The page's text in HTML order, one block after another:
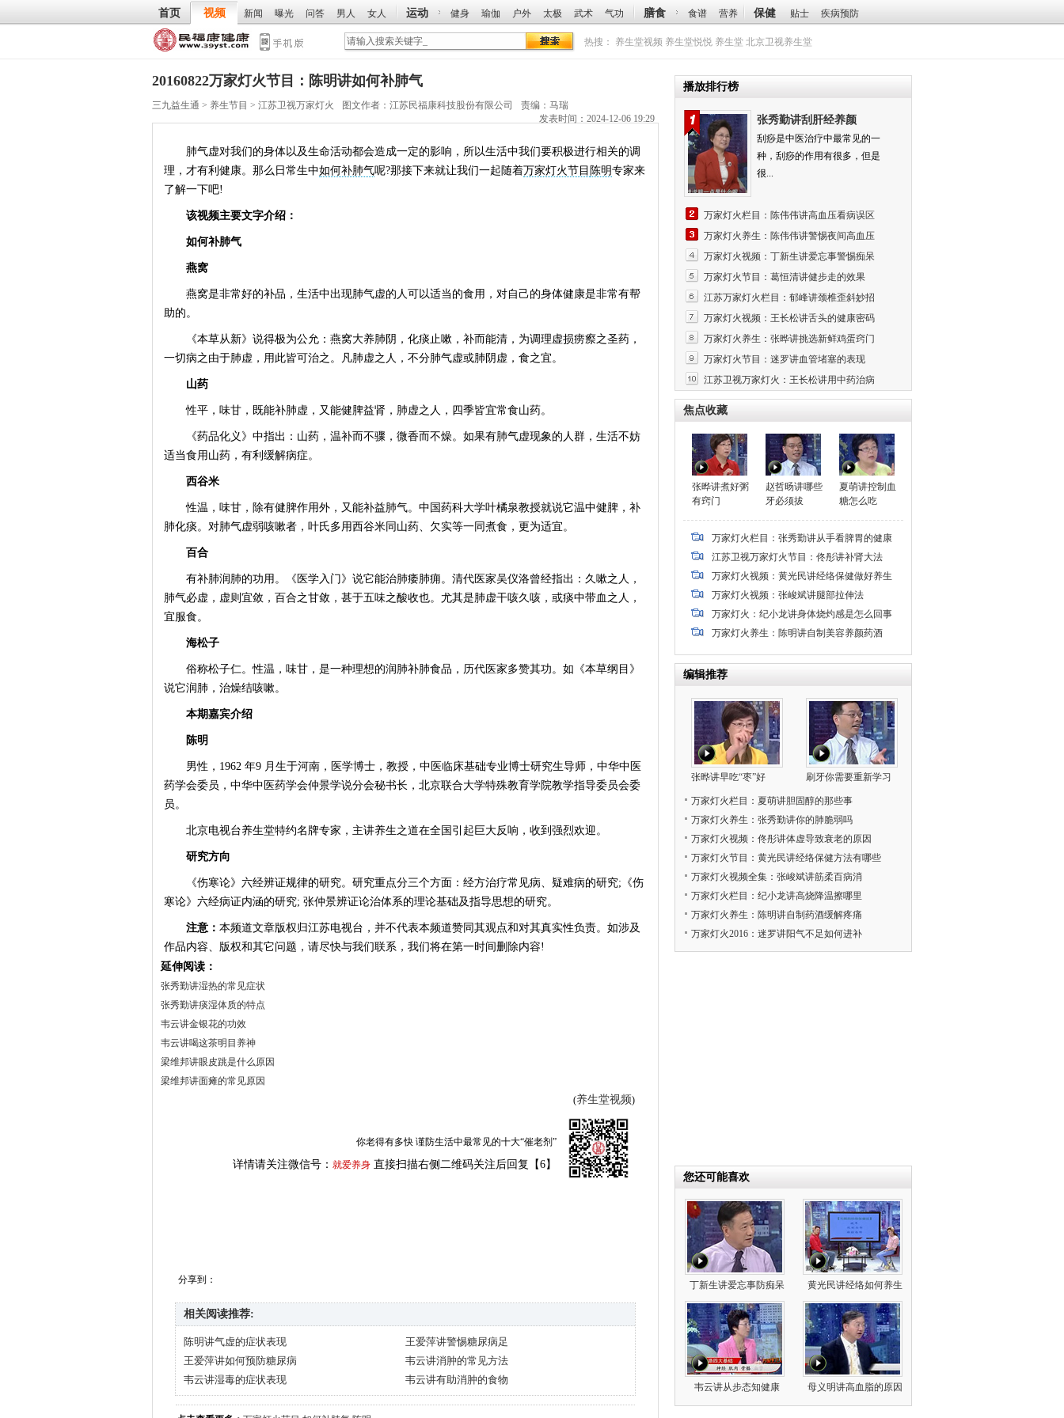
首页 视频 新闻 曝光 问答 男人 女人 运动 健身 瑜伽 户外 太极 武术 气功 膳食 食谱 营养 保健 贴士 疾病预防
热搜： 养生堂视频 养生堂悦悦 养生堂 北京卫视养生堂
20160822万家灯火节目：陈明讲如何补肺气
三九益生通 > 养生节目 > 江苏卫视万家灯火 图文作者： 江苏民福康科技股份有限公司
责编：马瑞
发表时间：2024-12-06 19:29
肺气虚对我们的身体以及生命活动都会造成一定的影响，所以生活中我们要积极进行相关的调
理，才有利健康。那么日常生中如何补肺气呢?那接下来就让我们一起随着万家灯火节目 陈明专家来
了解一下吧!
该视频主要文字介绍：
如何补肺气
燕窝
燕窝是非常好的补品，生活中出现肺气虚的人可以适当的食用，对自己的身体健康是非常有帮
助的。
《本草从新》说得极为公允：燕窝大养肺阴，化痰止嗽，补而能清，为调理虚损痨瘵之圣药，
一切病之由于肺虚，用此皆可治之。凡肺虚之人，不分肺气虚或肺阴虚，食之宜。
山药
性平，味甘，既能补肺虚，又能健脾益肾，肺虚之人，四季皆宜常食山药。
《药品化义》中指出：山药，温补而不骤，微香而不燥。如果有肺气虚现象的人群，生活不妨
适当食用山药，有利缓解病症。
西谷米
性温，味甘，除有健脾作用外，又能补益肺气。中国药科大学叶橘泉教授就说它温中健脾，补
肺化痰。对肺气虚弱咳嗽者，叶氏多用西谷米同山药、欠实等一同煮食，更为适宜。
百合
有补肺润肺的功用。《医学入门》说它能治肺痿肺痈。清代医家吴仪洛曾经指出：久嗽之人，
肺气必虚，虚则宜敛，百合之甘敛，甚于五味之酸收也。尤其是肺虚干咳久咳，或痰中带血之人，
宜服食。
海松子
俗称松子仁。性温，味甘，是一种理想的润肺补肺食品，历代医家多赞其功。如《本草纲目》
说它润肺，治燥结咳嗽。
本期嘉宾介绍
陈明
男性，1962 年9 月生于河南，医学博士，教授，中医临床基础专业博士研究生导师，中华中医
药学会委员，中华中医药学会仲景学说分会秘书长，北京联合大学特殊教育学院教学指导委员会委
员。
北京电视台养生堂特约名牌专家，主讲养生之道在全国引起巨大反响，收到强烈欢迎。
研究方向
《伤寒论》六经辨证规律的研究。研究重点分三个方面：经方治疗常见病、疑难病的研究;《伤
寒论》六经病证内涵的研究; 张仲景辨证论治体系的理论基础及指导思想的研究。
注意： 本频道文章版权归江苏电视台，并不代表本频道赞同其观点和对其真实性负责。如涉及
作品内容、版权和其它问题，请尽快与我们联系，我们将在第一时间删除内容!
延伸阅读：
张秀勤讲湿热的常见症状
张秀勤讲痰湿体质的特点
韦云讲金银花的功效
韦云讲喝这茶明目养神
梁维邦讲眼皮跳是什么原因
梁维邦讲面瘫的常见原因
(养生堂视频)
你老得有多快 谨防生活中最常见的十大“催老剂”
详情请关注微信号： 就爱养身 直接扫描右侧二维码关注后回复【6】
分享到：
相关阅读推荐:
陈明讲气虚的症状表现
王爱萍讲警惕糖尿病足
王爱萍讲如何预防糖尿病
韦云讲消肿的常见方法
韦云讲湿毒的症状表现
韦云讲有助消肿的食物
播放排行榜
张秀勤讲刮肝经养颜
刮痧是中医治疗中最常见的一
种，刮痧的作用有很多，但是
很...
万家灯火栏目：陈伟伟讲高血压看病误区
万家灯火养生：陈伟伟讲警惕夜间高血压
万家灯火视频：丁新生讲爱忘事警惕痴呆
万家灯火节目：葛恒清讲健步走的效果
江苏万家灯火栏目：郁峰讲颈椎歪斜妙招
万家灯火视频：王长松讲舌头的健康密码
万家灯火养生：张晔讲挑选新鲜鸡蛋窍门
万家灯火节目：迷罗讲血管堵塞的表现
江苏卫视万家灯火：王长松讲用中药治病
焦点收藏
张晔讲煮好粥
有窍门
赵哲旸讲哪些
牙必须拔
夏萌讲控制血
糖怎么吃
万家灯火栏目：张秀勤讲从手看脾胃的健康
程度
江苏卫视万家灯火节目：佟彤讲补肾大法
万家灯火视频：黄光民讲经络保健做好养生
万家灯火视频：张峻斌讲腿部拉伸法
万家灯火：纪小龙讲身体烧灼感是怎么回事
万家灯火养生：陈明讲自制美容养颜药酒
编辑推荐
张晔讲早吃“枣”好 刷牙你需要重新学习
万家灯火栏目：夏萌讲胆固醇的那些事
万家灯火养生：张秀勤讲你的肺脆弱吗
万家灯火视频：佟彤讲体虚导致衰老的原因
万家灯火节目：黄光民讲经络保健方法有哪些
万家灯火视频全集：张峻斌讲筋柔百病消
万家灯火栏目：纪小龙讲高烧降温擦哪里
万家灯火养生：陈明讲自制药酒缓解疼痛
万家灯火2016：迷罗讲阳气不足如何进补
您还可能喜欢
丁新生讲爱忘事防痴呆 黄光民讲经络如何养生
韦云讲从步态知健康 母义明讲高血脂的原因